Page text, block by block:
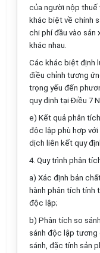
của người nộp
khác biệt về chính
chi phí đầu vào sản
khác nhau.
Các khác biệt định
điều chỉnh tương
trọng yếu đến
quy định tại Điều 7
e) Kết quả phân
độc lập phù hợp
dịch liên kết quy
4. Quy trình phân
a) Xác định bản
hành phân tích
độc lập;
b) Phân tích so
sánh độc lập
sánh, đặc tính sản